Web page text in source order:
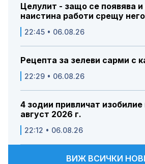
Целулит - защо се появява и
наистина работи срещу него
22:45 • 06.08.26
Рецепта за зелеви сарми с
22:29 • 06.08.26
4 зодии привличат
август 2026 г.
22:12 • 06.08.26
ВИЖ ВСИЧКИ